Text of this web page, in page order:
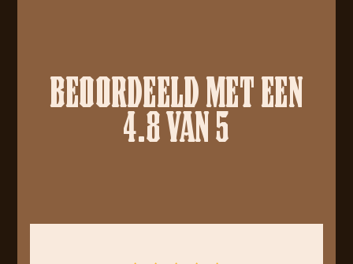
BEOORDEELD MET EEN
4.8 VAN 5